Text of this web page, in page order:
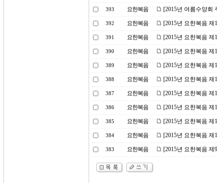
393 요한복음 [2015년 여름수양회
392 요한복음 [2015년 요한복음
391 요한복음 [2015년 요한복음
390 요한복음 [2015년 요한복음
389 요한복음 [2015년 요한복음
388 요한복음 [2015년 요한복음
387 요한복음 [2015년 요한복음
386 요한복음 [2015년 요한복음
385 요한복음 [2015년 요한복음
384 요한복음 [2015년 요한복음
383 요한복음 [2015년 요한복음